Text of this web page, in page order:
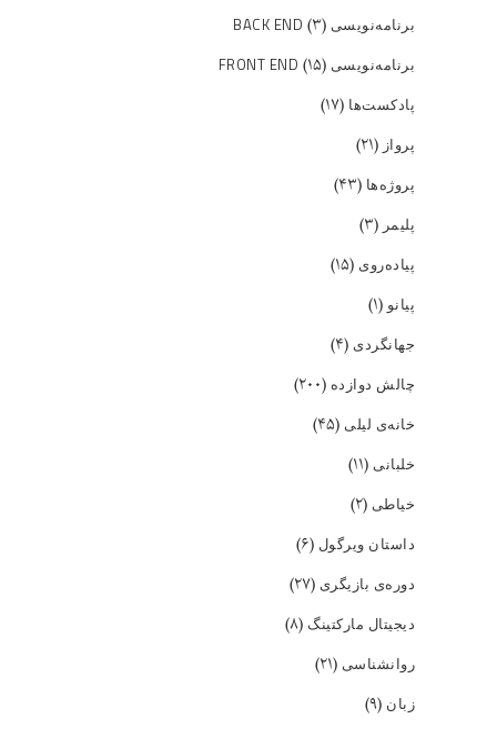
برنامه‌نویسی BACK END (۳)
برنامه‌نویسی FRONT END (۱۵)
پادکست‌ها (۱۷)
پرواز (۲۱)
پروژه‌ها (۴۳)
پلیمر (۳)
پیاده‌روی (۱۵)
پیانو(۱)
جهانگردی (۴)
چالش دوازده (۲۰۰)
خانه‌ی لیلی (۴۵)
خلبانی (۱۱)
خیاطی (۲)
داستان ویرگول (۶)
دوره‌ی بازیگری (۲۷)
دیجیتال مارکتینگ (۸)
روانشناسی (۲۱)
زبان (۹)